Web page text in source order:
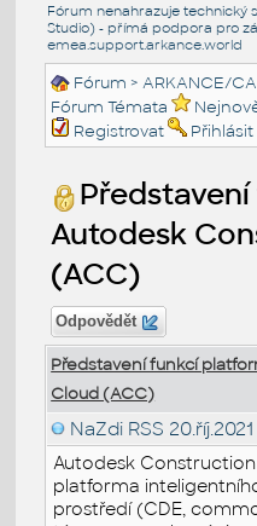
Fórum nenahrazuje technický
Studio) - přímá podpora pro
emea.support.arkance.world
Fórum >ARKANCE/
Fórum Témata
Registrovat
Přihlásit
Autodesk
(ACC)
Odpovědět
Představení funkcí
Cloud (ACC)
NaZdi RSS
Autodesk
platforma
prostředí (CDE,